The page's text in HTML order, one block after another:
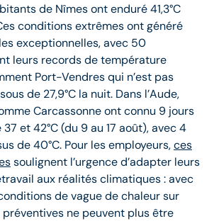
de Nîmes ont enduré 41,3°C
conditions extrêmes ont généré
exceptionnelles, avec 50
leurs records de température
Port-Vendres qui n’est pas
de 27,9°C la nuit. Dans l’Aude,
Carcassonne ont connu 9 jours
et 42°C (du 9 au 17 août), avec 4
de 40°C. Pour les employeurs,ces
soulignent l’urgence d’adapter leurs
aux réalités climatiques : avec
de vague de chaleur sur
préventives ne peuvent plus être